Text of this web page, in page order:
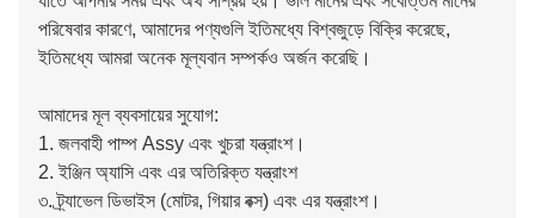
পরিষেবার কারণে, আমাদের পণ্যগুলি ইতিমধ্যে বিশ্বজুড়ে বিক্রি করেছে,
ইতিমধ্যে আমরা অনেক মূল্যবান সম্পর্কও অর্জন করেছি।
আমাদের মূল ব্যবসায়ের সুযোগ:
1. জলবাহী পাম্প Assy এবং খুচরা যন্ত্রাংশ।
2. ইঞ্জিন অ্যাসি এবং এর অতিরিক্ত যন্ত্রাংশ
৩. ট্র্যাভেল ডিভাইস (মোটর, গিয়ার বক্স) এবং এর যন্ত্রাংশ।